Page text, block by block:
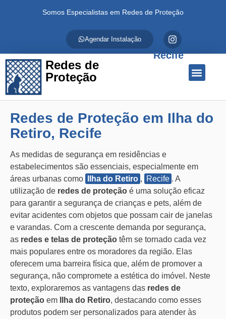
Somos Especialistas em Redes de Proteção
Agendar Instalação
Redes de
Proteção
Recife
Redes de Proteção em Ilha do
Retiro, Recife
As medidas de segurança em residências e
estabelecimentos são essenciais, especialmente em
áreas urbanas como
Ilha do Retiro , Recife . A
utilização de redes de proteção é uma solução eficaz
para garantir a segurança de crianças e pets, além de
evitar acidentes com objetos que possam cair de janelas
e varandas. Com a crescente demanda por segurança,
as redes e telas de proteção têm se tornado cada vez
mais populares entre os moradores da região. Elas
oferecem uma barreira física que, além de promover a
segurança, não compromete a estética do imóvel. Neste
texto, exploraremos as vantagens das redes de
proteção em Ilha do Retiro, destacando como esses
produtos podem ser personalizados para atender às